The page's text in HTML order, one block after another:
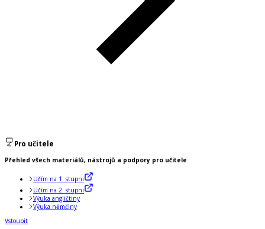
Pro učitele
Přehled všech materiálů, nástrojů a podpory pro učitele
Učím na 1. stupni
Učím na 2. stupni
Výuka angličtiny
Výuka němčiny
Vstoupit